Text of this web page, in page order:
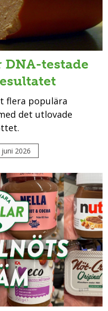
testade
flera populära
det utlovade
juni 2026